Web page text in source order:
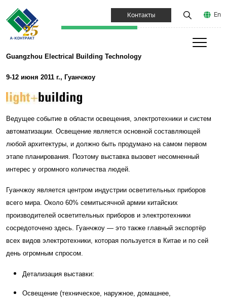
Контакты En
Guangzhou Electrical Building Technology
9-12 июня 2011 г., Гуанчжоу
Ведущее событие в области освещения, элeктротехники и систем
автоматизации. Освещение является основной составляющей
любой архитектуры, и должно быть продумано на самом первом
этапе планирования. Поэтому выставка вызовет несомненный
интерес у огромного количества людей.
Гуанчжоу является центром индустрии осветительных приборов
всего мира. Около 60% семитысячной армии китайских
производителей осветительных приборов и электротехники
сосредоточено здесь. Гуанчжоу — это также главный экспортёр
всех видов электротехники, которая пользуется в Китае и по сей
день огромным спросом.
Детализация выставки:
Освещение (техническое, наружное, домашнее,